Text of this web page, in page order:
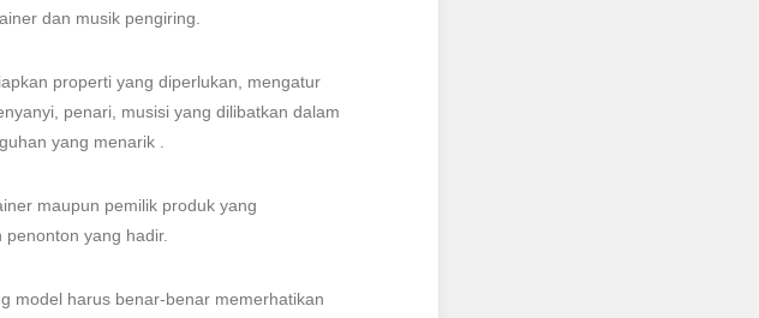
dan musik pengiring.
properti yang diperlukan, mengatur
penari, musisi yang dilibatkan dalam
yang menarik .
maupun pemilik produk yang
yang hadir.
model harus benar-benar memerhatikan